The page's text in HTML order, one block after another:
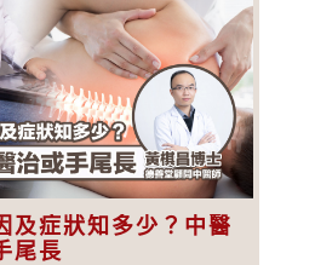
及症狀知多少？中醫
尾長